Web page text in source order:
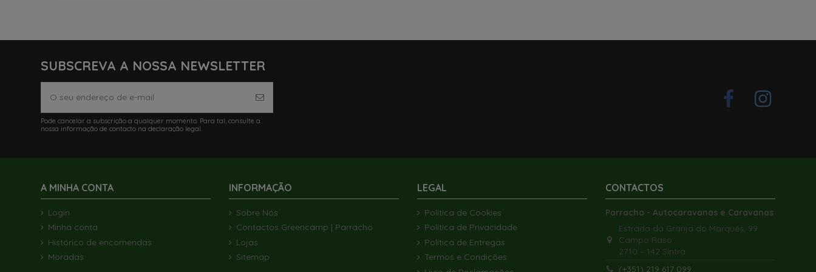
SUBSCREVA A NOSSA NEWSLETTER
Pode cancelar a subscrição a qualquer momento. Para tal, consulte a
nossa informação de contacto na declaração legal.
A MINHA CONTA
Login
Minha conta
Histórico de encomendas
Moradas
INFORMAÇÃO
Sobre Nós
Contactos Greencamp | Parracho
Lojas
Sitemap
LEGAL
Política de Cookies
Política de Privacidade
Política de Entregas
Termos e Condições
CONTACTOS
Parracho - Autocaravanas e Caravanas
Estrada da Granja do Marquês, 99
Campo Raso
2710 – 142 Sintra
(+351) 219 617 099